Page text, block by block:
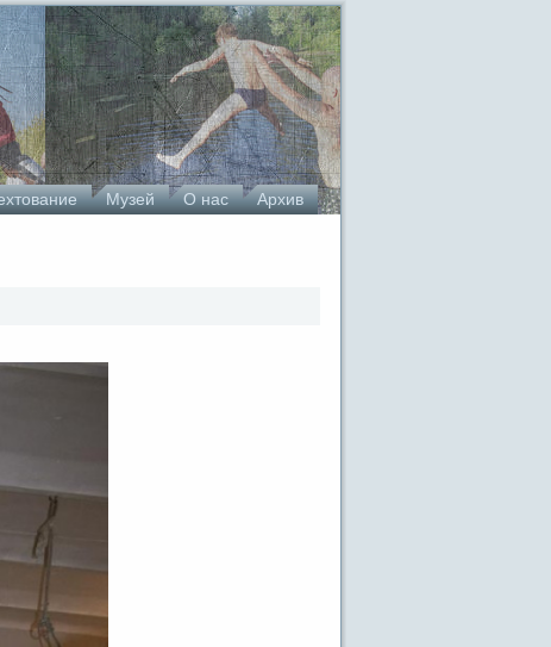
Музей О нас Архив